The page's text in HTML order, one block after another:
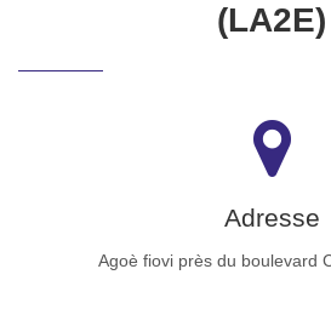
(LA2E)
Adresse
Agoè fiovi près du boulevard